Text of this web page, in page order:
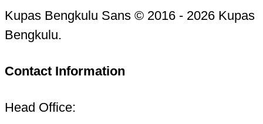
Kupas Bengkulu Sans © 2016 - 2026 Kupas
Bengkulu.
Contact Information
Head Office: